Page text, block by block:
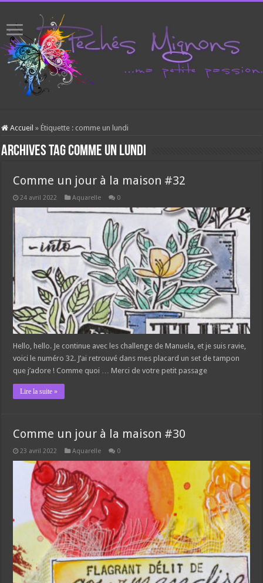
Accueil » Étiquette : comme un lundi
Archives tagcomme un lundi
Comme un jour à la maison #32
24 avril 2022 Aquarelle 0
Hello, hello. Je continue avec les challenge de Manuela, et je suis ravie,
voici le numéro 32. J’ai retrouvé dans mes placard un set de tampon
que j’adore ! Comme quoi … Merci de votre petit passage
Lire la suite »
Comme un jour à la maison #30
23 avril 2022 Aquarelle 0